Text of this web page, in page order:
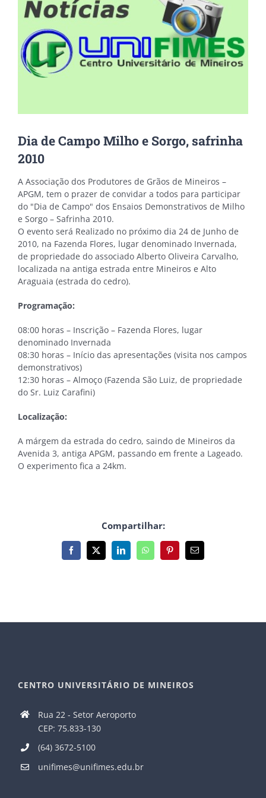
Dia de Campo Milho e Sorgo, safrinha
2010
A Associação dos Produtores de Grãos de Mineiros –
APGM, tem o prazer de convidar a todos para participar
do "Dia de Campo" dos Ensaios Demonstrativos de Milho
e Sorgo – Safrinha 2010.
O evento será Realizado no próximo dia 24 de Junho de
2010, na Fazenda Flores, lugar denominado Invernada,
de propriedade do associado Alberto Oliveira Carvalho,
localizada na antiga estrada entre Mineiros e Alto
Araguaia (estrada do cedro).
Programação:
08:00 horas – Inscrição – Fazenda Flores, lugar
denominado Invernada
08:30 horas – Início das apresentações (visita nos campos
demonstrativos)
12:30 horas – Almoço (Fazenda São Luiz, de propriedade
do Sr. Luiz Carafini)
Localização:
A márgem da estrada do cedro, saindo de Mineiros da
Avenida 3, antiga APGM, passando em frente a Lageado.
O experimento fica a 24km.
Compartilhar:
Facebook
X LinkedInWhatsAppPinterest
E-
mail
CENTRO UNIVERSITÁRIO DE MINEIROS
Rua 22 - Setor Aeroporto
CEP: 75.833-130
(64) 3672-5100
unifimes@unifimes.edu.br